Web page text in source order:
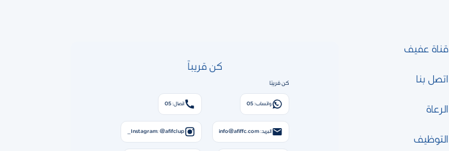
قناة عفيف
اتصل بنا
الرعاة
التوظيف
كن قريباً
كن قريبًا
واتساب: 05 اتصال: 05
البريد: info@afiffc.com Instagram: @afifclup_